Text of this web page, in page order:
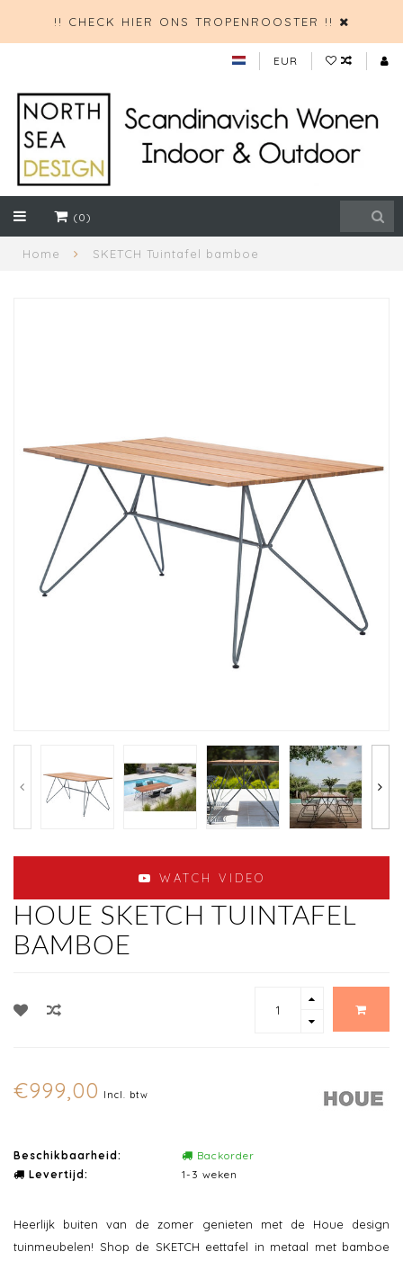
!! CHECK HIER ONS TROPENROOSTER !!
EUR
(0)
Home SKETCH Tuintafel bamboe
WATCH VIDEO
HOUE SKETCH TUINTAFEL
BAMBOE
€999,00 Incl. btw
Beschikbaarheid:
Backorder
Levertijd:
1-3 weken
Heerlijk buiten van de zomer genieten met de Houe design
tuinmeubelen! Shop de SKETCH eettafel in metaal met bamboe